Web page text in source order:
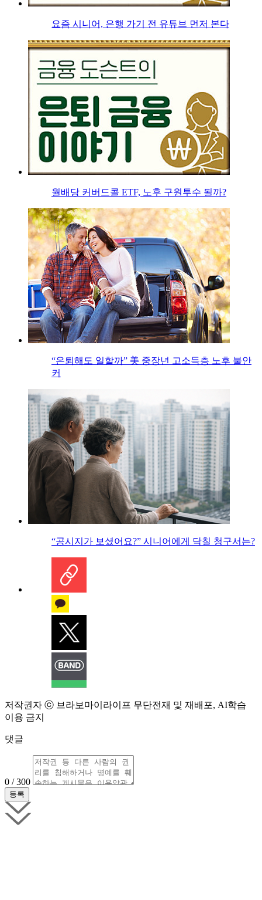
요즘 시니어, 은행 가기 전 유튜브 먼저 본다
월배당 커버드콜 ETF, 노후 구원투수 될까?
“은퇴해도 일할까” 美 중장년 고소득층 노후 불안
커
“공시지가 보셨어요?” 시니어에게 닥칠 청구서는?
저작권자 ⓒ 브라보마이라이프 무단전재 및 재배포, AI학습
이용 금지
댓글
0 / 300